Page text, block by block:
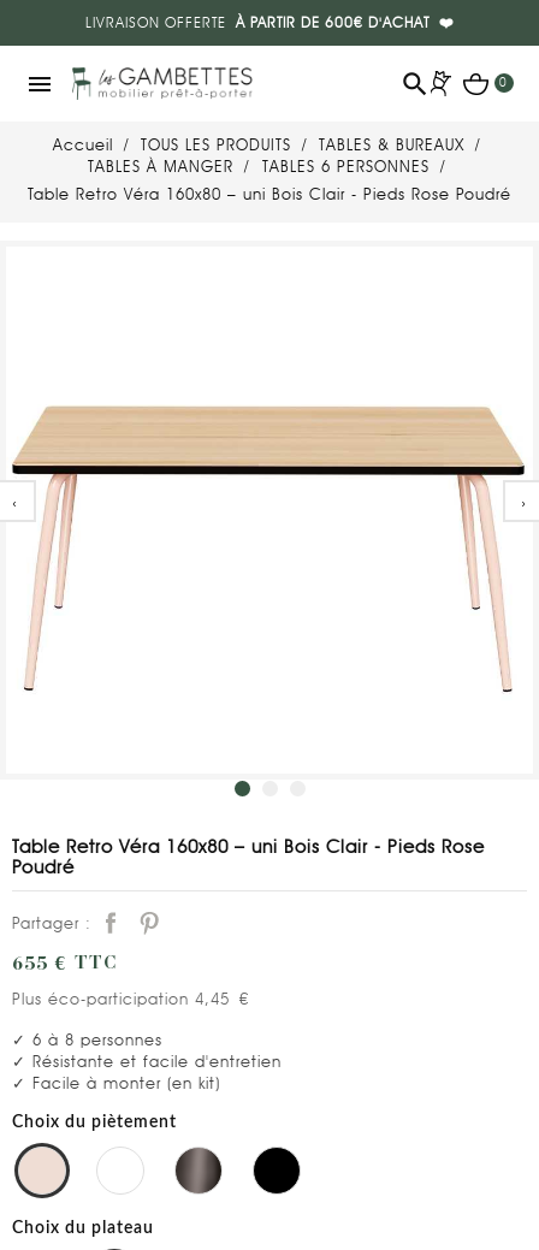
LIVRAISON OFFERTEÀ PARTIR DE 600€ D'ACHAT ❤️
menu search 0
Accueil TOUS LES PRODUITS
TABLES & BUREAUX
TABLES À MANGER
TABLES 6 PERSONNES
Table Retro Véra 160x80 – uni Bois Clair - Pieds Rose Poudré
‹ ›
Table Retro Véra 160x80 – uni Bois Clair - Pieds Rose
Poudré
Partager :
655 € TTC
Plus éco-participation 4,45 €
✓ 6 à 8 personnes
✓ Résistante et facile d'entretien
✓ Facile à monter (en kit)
Choix du piètement
Choix du plateau